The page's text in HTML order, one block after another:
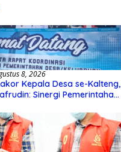
8, 2026
Kepala Desa se-Kalteng,
Sinergi Pemerintahan
Desa